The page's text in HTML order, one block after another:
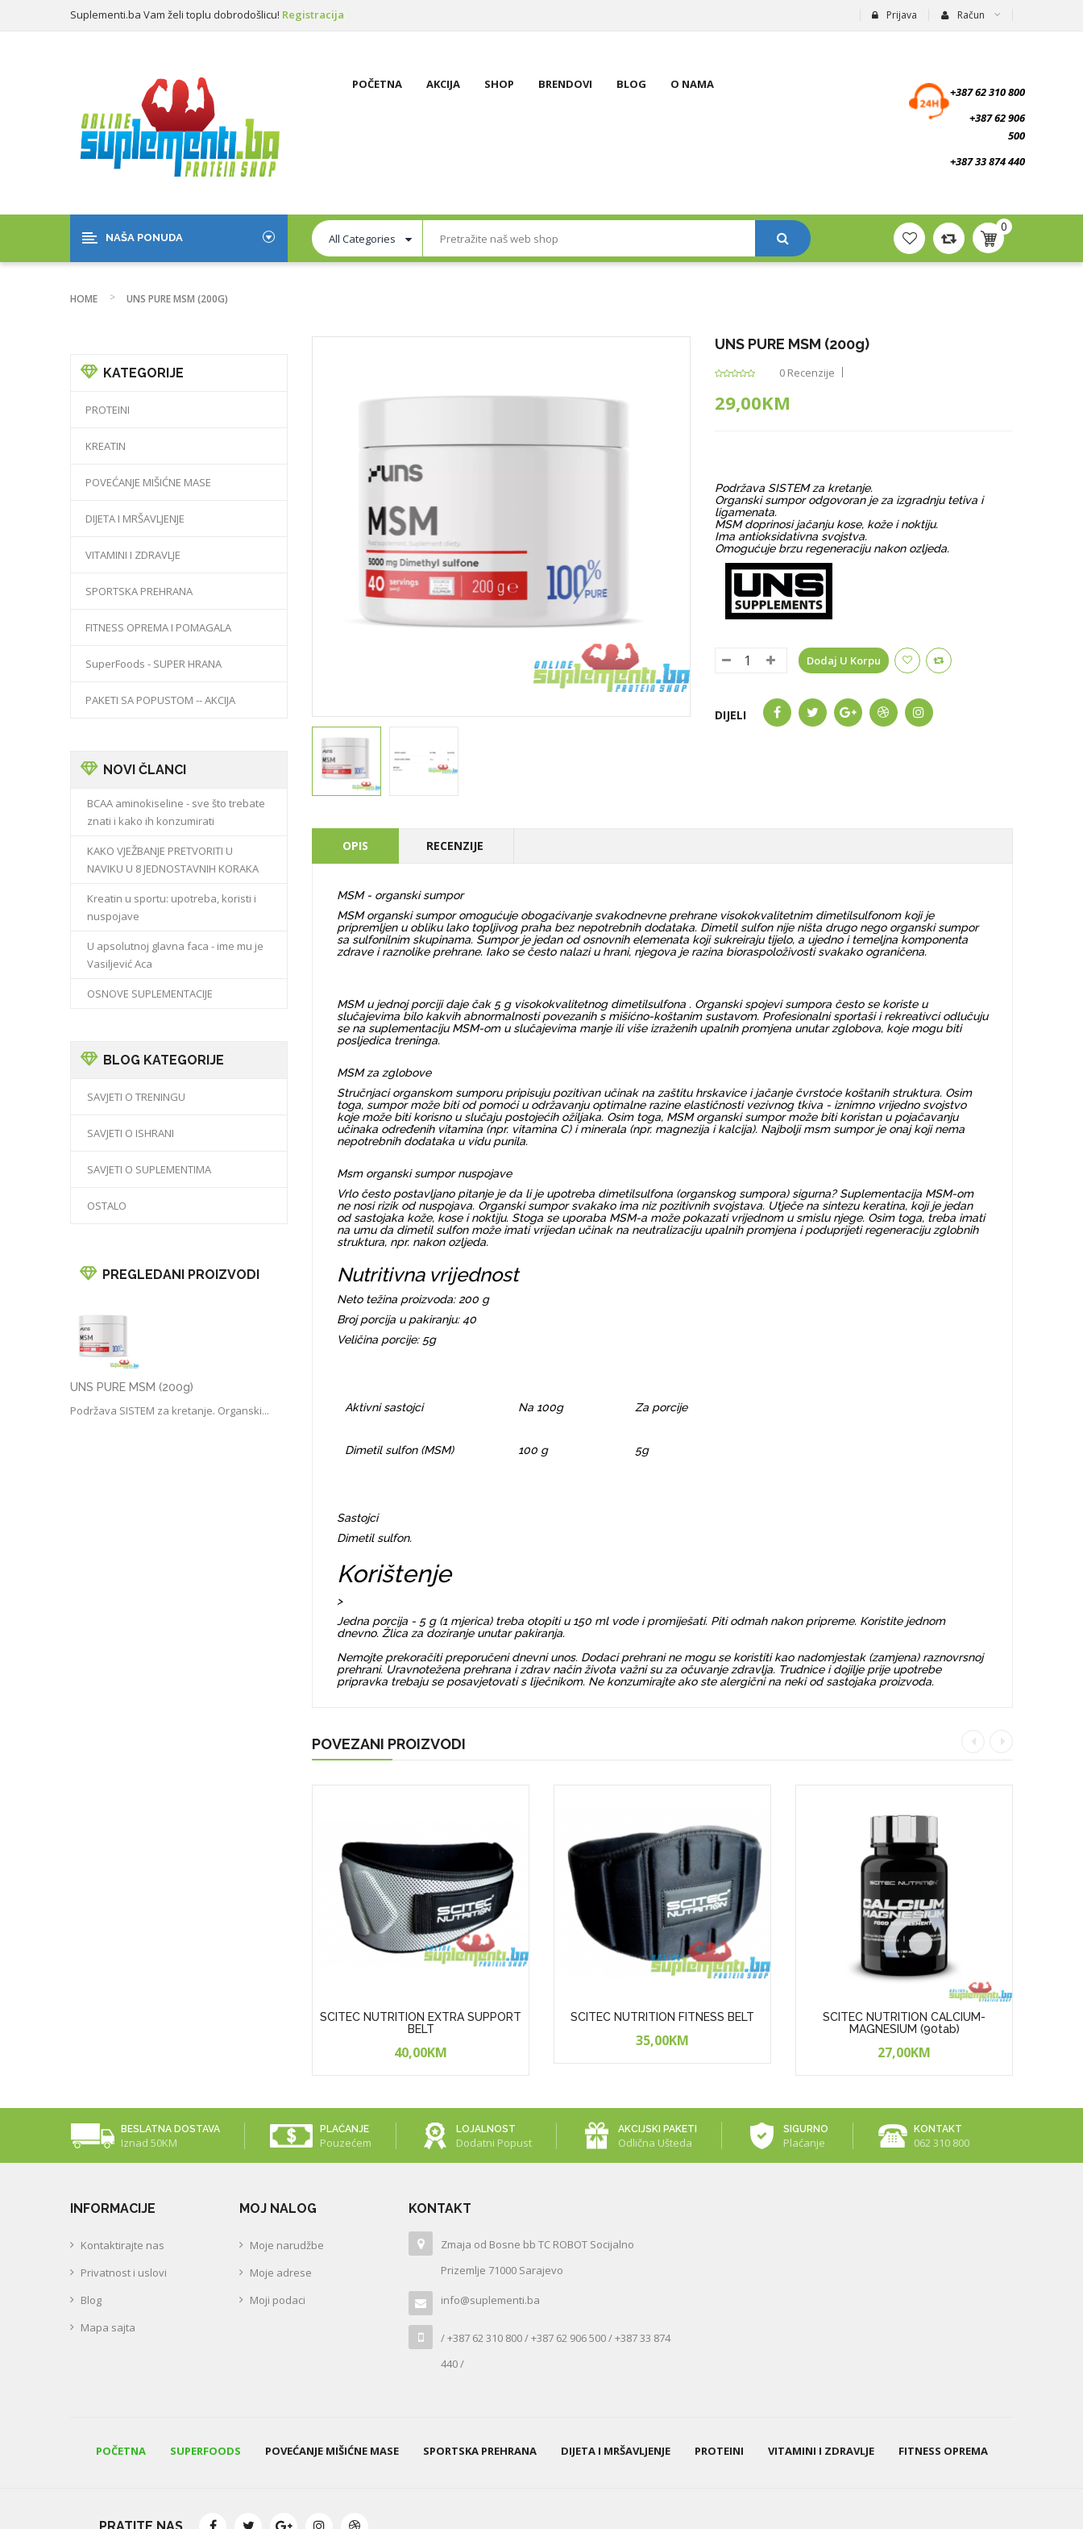
Suplementi.ba Vam želi toplu dobrodošlicu! Registracija
Prijava Račun
POČETNA AKCIJA SHOP BRENDOVI BLOG O NAMA
+387 62 310 800
+387 62 906
500
+387 33 874 440
NAŠA PONUDA
0
HOME UNS PURE MSM (200G)
KATEGORIJE
PROTEINI
KREATIN
POVEĆANJE MIŠIĆNE MASE
DIJETA I MRŠAVLJENJE
VITAMINI I ZDRAVLJE
SPORTSKA PREHRANA
FITNESS OPREMA I POMAGALA
SuperFoods - SUPER HRANA
PAKETI SA POPUSTOM -- AKCIJA
NOVI ČLANCI
BCAA aminokiseline - sve što trebate
znati i kako ih konzumirati
KAKO VJEŽBANJE PRETVORITI U
NAVIKU U 8 JEDNOSTAVNIH KORAKA
Kreatin u sportu: upotreba, koristi i
nuspojave
U apsolutnoj glavna faca - ime mu je
Vasiljević Aca
OSNOVE SUPLEMENTACIJE
BLOG KATEGORIJE
SAVJETI O TRENINGU
SAVJETI O ISHRANI
SAVJETI O SUPLEMENTIMA
OSTALO
PREGLEDANI PROIZVODI
UNS PURE MSM (200g)
Podržava SISTEM za kretanje. Organski...
UNS PURE MSM (200g)
0 Recenzije
29,00KM
Podržava SISTEM za kretanje.
Organski sumpor odgovoran je za izgradnju tetiva i
ligamenata.
MSM doprinosi jačanju kose, kože i noktiju.
Ima antioksidativna svojstva.
Omogućuje brzu regeneraciju nakon ozljeda.
Dodaj U Korpu
DIJELI
OPIS RECENZIJE
MSM - organski sumpor
MSM organski sumpor omogućuje obogaćivanje svakodnevne prehrane visokokvalitetnim dimetilsulfonom koji je
pripremljen u obliku lako topljivog praha bez nepotrebnih dodataka. Dimetil sulfon nije ništa drugo nego organski sumpor
sa sulfonilnim skupinama. Sumpor je jedan od osnovnih elemenata koji sukreiraju tijelo, a ujedno i temeljna komponenta
zdrave i raznolike prehrane. Iako se često nalazi u hrani, njegova je razina bioraspoloživosti svakako ograničena.
MSM u jednoj porciji daje čak 5 g visokokvalitetnog dimetilsulfona . Organski spojevi sumpora često se koriste u
slučajevima bilo kakvih abnormalnosti povezanih s mišićno-koštanim sustavom. Profesionalni sportaši i rekreativci odlučuju
se na suplementaciju MSM-om u slučajevima manje ili više izraženih upalnih promjena unutar zglobova, koje mogu biti
posljedica treninga.
MSM za zglobove
Stručnjaci organskom sumporu pripisuju pozitivan učinak na zaštitu hrskavice i jačanje čvrstoće koštanih struktura. Osim
toga, sumpor može biti od pomoći u održavanju optimalne razine elastičnosti vezivnog tkiva - iznimno vrijedno svojstvo
koje može biti korisno u slučaju postojećih ožiljaka. Osim toga, MSM organski sumpor može biti koristan u pojačavanju
učinaka određenih vitamina (npr. vitamina C) i minerala (npr. magnezija i kalcija). Najbolji msm sumpor je onaj koji nema
nepotrebnih dodataka u vidu punila.
Msm organski sumpor nuspojave
Vrlo često postavljano pitanje je da li je upotreba dimetilsulfona (organskog sumpora) sigurna? Suplementacija MSM-om
ne nosi rizik od nuspojava. Organski sumpor svakako ima niz pozitivnih svojstava. Utječe na sintezu keratina, koji je jedan
od sastojaka kože, kose i noktiju. Stoga se uporaba MSM-a može pokazati vrijednom u smislu njege. Osim toga, treba imati
na umu da dimetil sulfon može imati vrijedan učinak na neutralizaciju upalnih promjena i poduprijeti regeneraciju zglobnih
struktura, npr. nakon ozljeda.
Nutritivna vrijednost
Neto težina proizvoda: 200 g
Broj porcija u pakiranju: 40
Veličina porcije: 5g
Aktivni sastojci Na 100g Za porcije
Dimetil sulfon (MSM) 100 g 5g
Sastojci
Dimetil sulfon.
Korištenje
>
Jedna porcija - 5 g (1 mjerica) treba otopiti u 150 ml vode i promiješati. Piti odmah nakon pripreme. Koristite jednom
dnevno. Žlica za doziranje unutar pakiranja.
Nemojte prekoračiti preporučeni dnevni unos. Dodaci prehrani ne mogu se koristiti kao nadomjestak (zamjena) raznovrsnoj
prehrani. Uravnotežena prehrana i zdrav način života važni su za očuvanje zdravlja. Trudnice i dojilje prije upotrebe
pripravka trebaju se posavjetovati s liječnikom. Ne konzumirajte ako ste alergični na neki od sastojaka proizvoda.
POVEZANI PROIZVODI
SCITEC NUTRITION EXTRA SUPPORT
BELT
40,00KM
SCITEC NUTRITION FITNESS BELT
35,00KM
SCITEC NUTRITION CALCIUM-
MAGNESIUM (90tab)
27,00KM
BESLATNA DOSTAVA
Iznad 50KM
PLAĆANJE
Pouzećem
LOJALNOST
Dodatni Popust
AKCIJSKI PAKETI
Odlična Ušteda
SIGURNO
Plaćanje
KONTAKT
062 310 800
INFORMACIJE
Kontaktirajte nas
Privatnost i uslovi
Blog
Mapa sajta
MOJ NALOG
Moje narudžbe
Moje adrese
Moji podaci
KONTAKT
Zmaja od Bosne bb TC ROBOT Socijalno
Prizemlje 71000 Sarajevo
info@suplementi.ba
/ +387 62 310 800 / +387 62 906 500 / +387 33 874
440 /
POČETNA SUPERFOODS POVEĆANJE MIŠIĆNE MASE SPORTSKA PREHRANA DIJETA I MRŠAVLJENJE PROTEINI VITAMINI I ZDRAVLJE FITNESS OPREMA